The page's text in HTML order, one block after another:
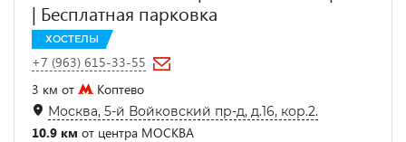
| Бесплатная парковка
ХОСТЕЛЫ
+7 (963) 615-33-55
3 км от
Коптево
Москва, 5-й Войковский пр-д, д.16, кор.2.
10.9 км от центра МОСКВА